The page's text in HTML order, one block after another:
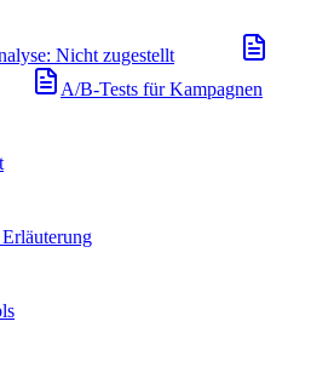
Nicht zugestellt
A/B-Tests für Kampagnen